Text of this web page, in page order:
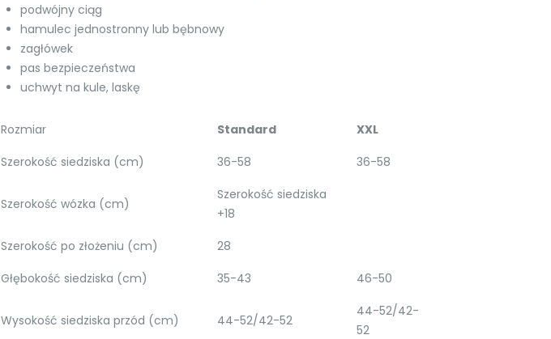
podwójny ciąg
hamulec jednostronny lub bębnowy
zagłówek
pas bezpieczeństwa
uchwyt na kule, laskę
Rozmiar Standard
XXL
Szerokość siedziska (cm)
36-58 36-58
Szerokość wózka (cm)
Szerokość siedziska
+18
Szerokość po złożeniu (cm)
28
Głębokość siedziska (cm)
35-43 46-50
Wysokość siedziska przód (cm) 44-52/42-52
44-52/42-
52